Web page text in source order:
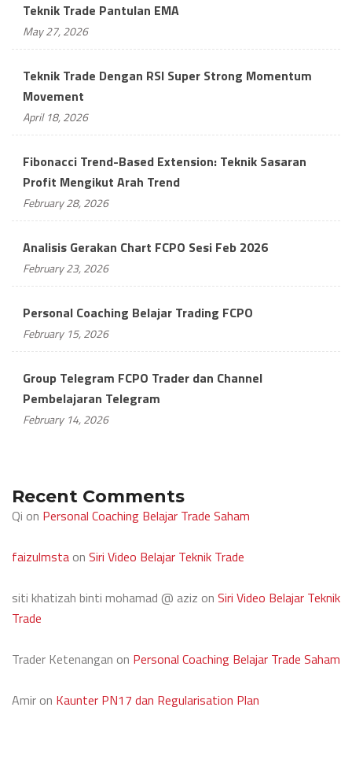
Teknik Trade Pantulan EMA
May 27, 2026
Teknik Trade Dengan RSI Super Strong Momentum
Movement
April 18, 2026
Fibonacci Trend-Based Extension: Teknik Sasaran
Profit Mengikut Arah Trend
February 28, 2026
Analisis Gerakan Chart FCPO Sesi Feb 2026
February 23, 2026
Personal Coaching Belajar Trading FCPO
February 15, 2026
Group Telegram FCPO Trader dan Channel
Pembelajaran Telegram
February 14, 2026
Recent Comments
Qi on Personal Coaching Belajar Trade Saham
faizulmstaon Siri Video Belajar Teknik Trade
siti khatizah binti mohamad @ aziz on Siri Video Belajar Teknik
Trade
Trader Ketenangan on Personal Coaching Belajar Trade Saham
Amiron Kaunter PN17 dan Regularisation Plan